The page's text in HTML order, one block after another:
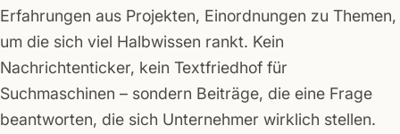
Erfahrungen aus Projekten, Einordnungen zu Themen,
um die sich viel Halbwissen rankt. Kein
Nachrichtenticker, kein Textfriedhof für
Suchmaschinen – sondern Beiträge, die eine Frage
beantworten, die sich Unternehmer wirklich stellen.